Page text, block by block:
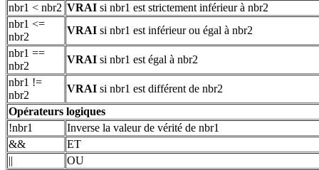
nbr1 < nbr2 VRAI si nbr1 est strictement inférieur à nbr2
nbr1 <=
nbr2
VRAI si nbr1 est inférieur ou égal à nbr2
nbr1 ==
nbr2
VRAI si nbr1 est égal à nbr2
nbr1 !=
nbr2
VRAI si nbr1 est différent de nbr2
Opérateurs logiques
!nbr1
Inverse la valeur de vérité de nbr1
&&
ET
||
OU